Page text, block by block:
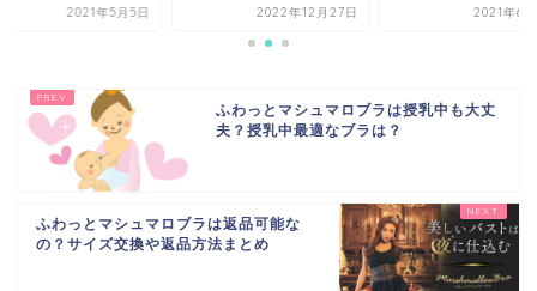
2021年5月5日 2022年12月27日 2021年6
ふわっとマシュマロブラは授乳中も大丈
夫？授乳中最適なブラは？
ふわっとマシュマロブラは返品可能な
の？サイズ交換や返品方法まとめ